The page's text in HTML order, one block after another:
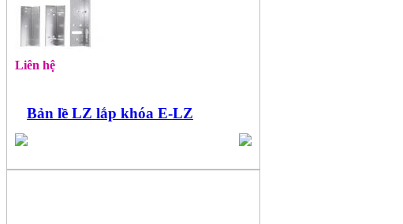
Liên hệ
Bản lề LZ lắp khóa E-LZ